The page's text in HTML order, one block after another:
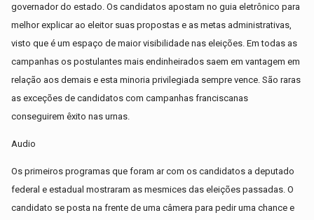
governador do estado. Os candidatos apostam no guia eletrônico para
melhor explicar ao eleitor suas propostas e as metas administrativas,
visto que é um espaço de maior visibilidade nas eleições. Em todas as
campanhas os postulantes mais endinheirados saem em vantagem em
relação aos demais e esta minoria privilegiada sempre vence. São raras
as exceções de candidatos com campanhas franciscanas
conseguirem êxito nas urnas.
Audio
Os primeiros programas que foram ar com os candidatos a deputado
federal e estadual mostraram as mesmices das eleições passadas. O
candidato se posta na frente de uma câmera para pedir uma chance e